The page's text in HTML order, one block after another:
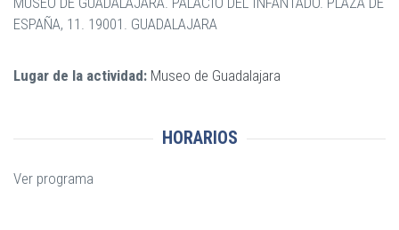
ESPAÑA, 11. 19001. GUADALAJARA
Lugar de la actividad: Museo de Guadalajara
HORARIOS
Ver programa